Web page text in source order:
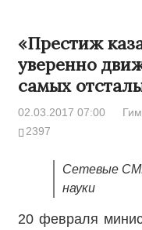
«Престиж
уверенно
самых
02.03.2017 07:00
2397
Сетевые
науки
20 февраля